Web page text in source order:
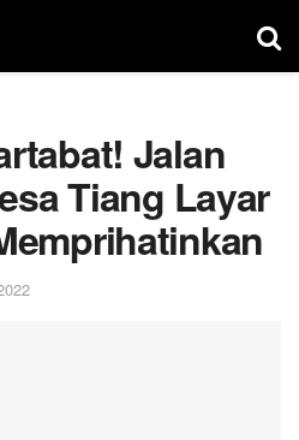
Jalan
Tiang Layar